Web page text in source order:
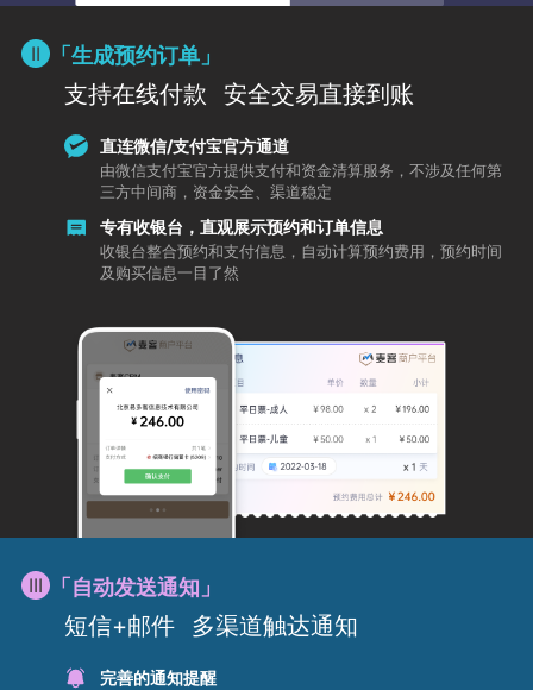
「生成预约订单」
支持在线付款 安全交易直接到账
直连微信/支付宝官方通道
由微信支付宝官方提供支付和资金清算服务，不涉及任何第
三方中间商，资金安全、渠道稳定
专有收银台，直观展示预约和订单信息
收银台整合预约和支付信息，自动计算预约费用，预约时间
及购买信息一目了然
「自动发送通知」
短信+邮件 多渠道触达通知
完善的通知提醒